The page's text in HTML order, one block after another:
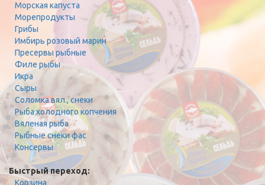
Морская капуста
Морепродукты
Грибы
Имбирь розовый марин
Пресервы рыбные
Филе рыбы
Икра
Сыры
Соломка вял., снеки
Рыба холодного копчения
Вяленая рыба
Рыбные снеки фас
Консервы
Быстрый переход:
Корзина